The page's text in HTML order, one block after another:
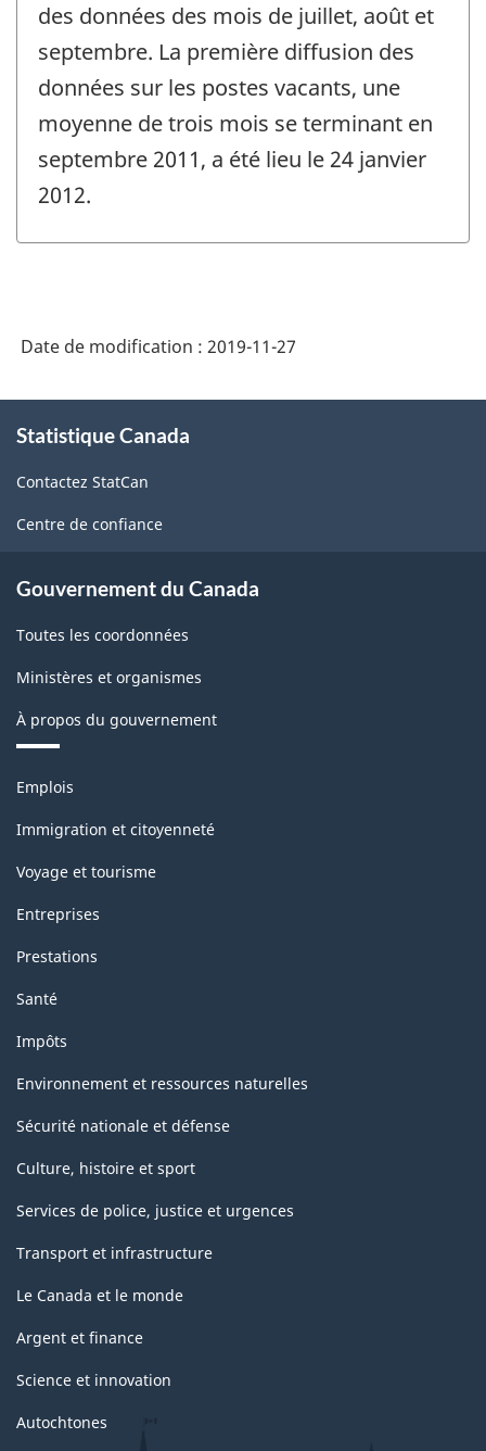
des données des mois de juillet, août et
septembre. La première diffusion des
données sur les postes vacants, une
moyenne de trois mois se terminant en
septembre 2011, a été lieu le 24 janvier
2012.
Date de modification : 2019-11-27
propos
ce
site
Statistique Canada
Contactez StatCan
Centre de confiance
Gouvernement du Canada
Toutes les coordonnées
Ministères et organismes
À propos du gouvernement
Thèmes
sujets
Emplois
Immigration et citoyenneté
Voyage et tourisme
Entreprises
Prestations
Santé
Impôts
Environnement et ressources naturelles
Sécurité nationale et défense
Culture, histoire et sport
Services de police, justice et urgences
Transport et infrastructure
Le Canada et le monde
Argent et finance
Science et innovation
Autochtones